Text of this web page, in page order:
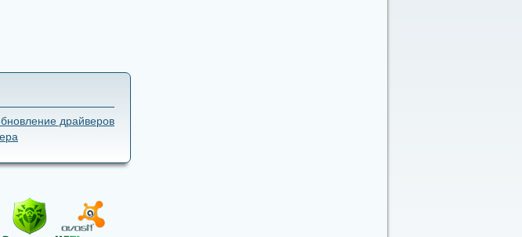
драйверов